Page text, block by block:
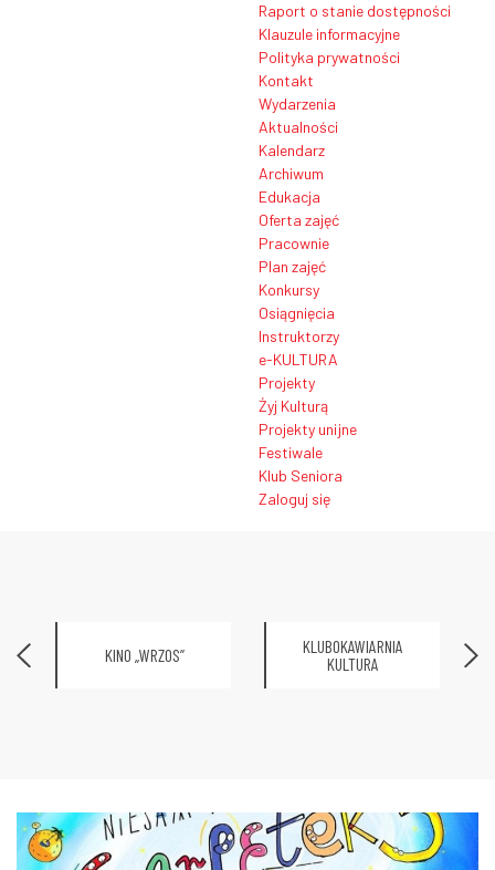
Raport o stanie dostępności
Klauzule informacyjne
Polityka prywatności
Kontakt
Wydarzenia
Aktualności
Kalendarz
Archiwum
Edukacja
Oferta zajęć
Pracownie
Plan zajęć
Konkursy
Osiągnięcia
Instruktorzy
e-KULTURA
Projekty
Żyj Kulturą
Projekty unijne
Festiwale
Klub Seniora
Zaloguj się
KINO „WRZOS”
KLUBOKAWIARNIA
KULTURA